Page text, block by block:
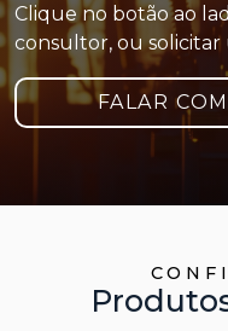
Clique no botão ao
consultor, ou
FALAR